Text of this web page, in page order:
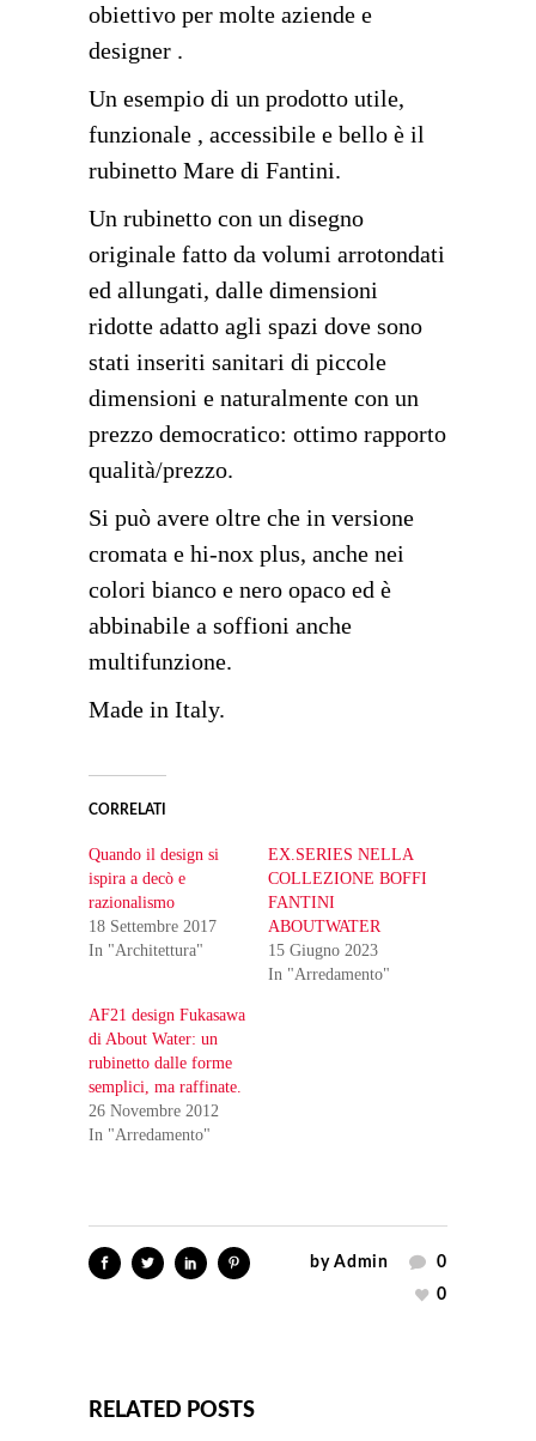
obiettivo per molte aziende e
designer .
Un esempio di un prodotto utile,
funzionale , accessibile e bello è il
rubinetto Mare di Fantini.
Un rubinetto con un disegno
originale fatto da volumi arrotondati
ed allungati, dalle dimensioni
ridotte adatto agli spazi dove sono
stati inseriti sanitari di piccole
dimensioni e naturalmente con un
prezzo democratico: ottimo rapporto
qualità/prezzo.
Si può avere oltre che in versione
cromata e hi-nox plus, anche nei
colori bianco e nero opaco ed è
abbinabile a soffioni anche
multifunzione.
Made in Italy.
CORRELATI
Quando il design si
ispira a decò e
razionalismo
18 Settembre 2017
In "Architettura"
EX.SERIES NELLA
COLLEZIONE BOFFI
FANTINI
ABOUTWATER
15 Giugno 2023
In "Arredamento"
AF21 design Fukasawa
di About Water: un
rubinetto dalle forme
semplici, ma raffinate.
26 Novembre 2012
In "Arredamento"
by Admin
0
0
RELATED POSTS